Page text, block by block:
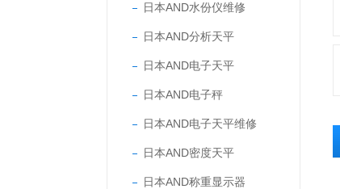
日本AND水份仪维修
日本AND分析天平
日本AND电子天平
日本AND电子秤
日本AND电子天平维修
日本AND密度天平
日本AND称重显示器